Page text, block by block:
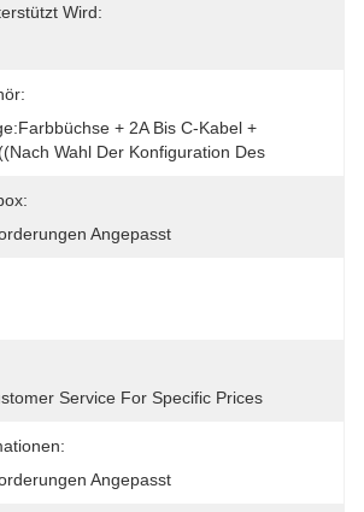
Wird:
+ 2A Bis C-Kabel +
Wahl Der Konfiguration Des
Angepasst
Service For Specific Prices
Angepasst